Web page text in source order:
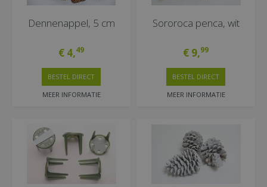
Dennenappel, 5 cm
€ 4,49
MEER INFORMATIE
BESTEL DIRECT
Sororoca penca, wit
€ 9,99
MEER INFORMATIE
BESTEL DIRECT